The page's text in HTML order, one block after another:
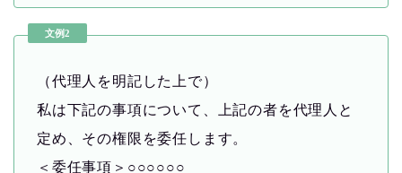
文例2
（代理人を明記した上で）
私は下記の事項について、上記の者を代理人と
定め、その権限を委任します。
＜委任事項＞○○○○○○